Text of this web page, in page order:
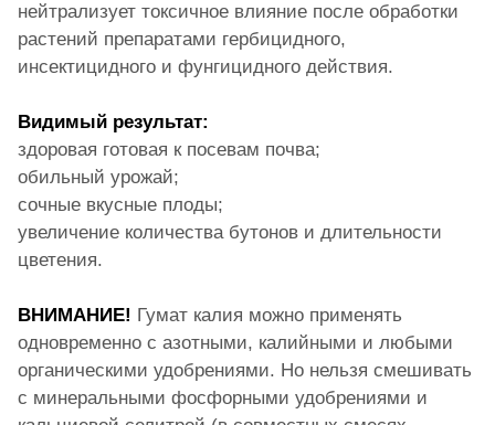
нейтрализует токсичное влияние после обработки
растений препаратами гербицидного,
инсектицидного и фунгицидного действия.
Видимый результат:
здоровая готовая к посевам почва;
обильный урожай;
сочные вкусные плоды;
увеличение количества бутонов и длительности
цветения.
ВНИМАНИЕ! Гумат калия можно применять
одновременно с азотными, калийными и любыми
органическими удобрениями. Но нельзя смешивать
с минеральными фосфорными удобрениями и